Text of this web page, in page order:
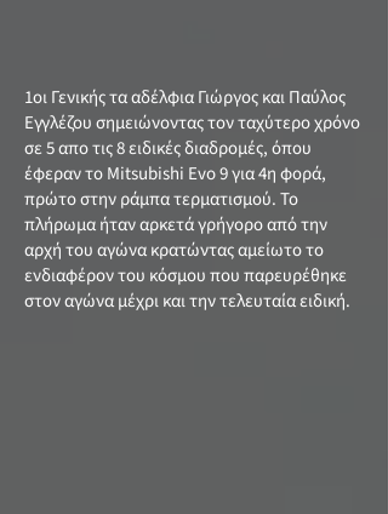
1οι Γενικής τα αδέλφια Γιώργος και Παύλος
Εγγλέζου σημειώνοντας τον ταχύτερο χρόνο
σε 5 απο τις 8 ειδικές διαδρομές, όπου
έφεραν το Mitsubishi Evo 9 για 4η φορά,
πρώτο στην ράμπα τερματισμού. Το
πλήρωμα ήταν αρκετά γρήγορο από την
αρχή του αγώνα κρατώντας αμείωτο το
ενδιαφέρον του κόσμου που παρευρέθηκε
στον αγώνα μέχρι και την τελευταία ειδική.